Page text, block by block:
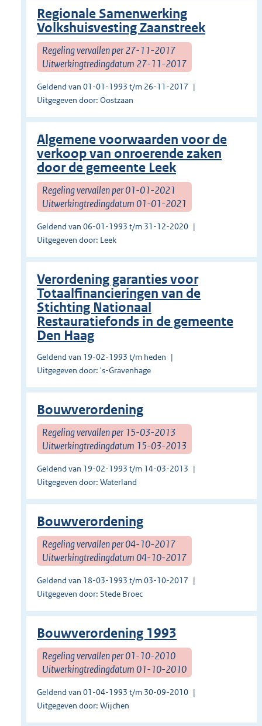
Regionale Samenwerking
Volkshuisvesting Zaanstreek
Regeling vervallen per 27-11-2017
Uitwerkingtredingdatum 27-11-2017
Geldend van 01-01-1993 t/m 26-11-2017
Uitgegeven door: Oostzaan
Algemene voorwaarden voor de
verkoop van onroerende zaken
door de gemeente Leek
Regeling vervallen per 01-01-2021
Uitwerkingtredingdatum 01-01-2021
Geldend van 06-01-1993 t/m 31-12-2020
Uitgegeven door: Leek
Verordening garanties voor
Totaalfinancieringen van de
Stichting Nationaal
Restauratiefonds in de gemeente
Den Haag
Geldend van 19-02-1993 t/m heden
Uitgegeven door: 's-Gravenhage
Bouwverordening
Regeling vervallen per 15-03-2013
Uitwerkingtredingdatum 15-03-2013
Geldend van 19-02-1993 t/m 14-03-2013
Uitgegeven door: Waterland
Bouwverordening
Regeling vervallen per 04-10-2017
Uitwerkingtredingdatum 04-10-2017
Geldend van 18-03-1993 t/m 03-10-2017
Uitgegeven door: Stede Broec
Bouwverordening 1993
Regeling vervallen per 01-10-2010
Uitwerkingtredingdatum 01-10-2010
Geldend van 01-04-1993 t/m 30-09-2010
Uitgegeven door: Wijchen